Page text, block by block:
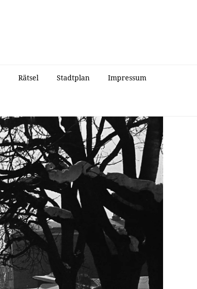
Rätsel Stadtplan Impressum